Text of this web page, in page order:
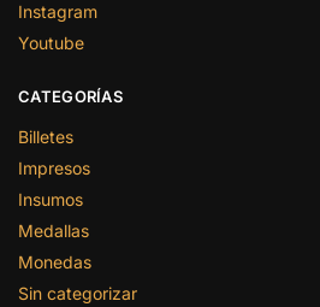
Instagram
Youtube
CATEGORÍAS
Billetes
Impresos
Insumos
Medallas
Monedas
Sin categorizar